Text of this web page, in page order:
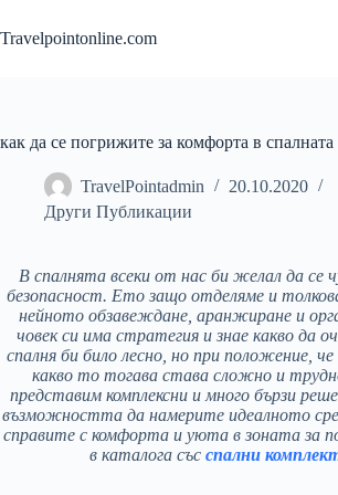
to
content
Travelpointonline.com
как да се погрижите за комфорта в спалната
TravelPointadmin
20.10.2020
Други Публикации
В спалнята всеки от нас би желал да се
безопасност. Ето защо отделяме и
нейното обзавеждане, аранжиране и
човек си има стратегия и знае какво да
спалня би било лесно, но при положение,
какво то тогава става сложно и
представим комплексни и много бързи
възможността да намерите идеалното
справите с комфорта и уюта в зоната за
в каталога със спални